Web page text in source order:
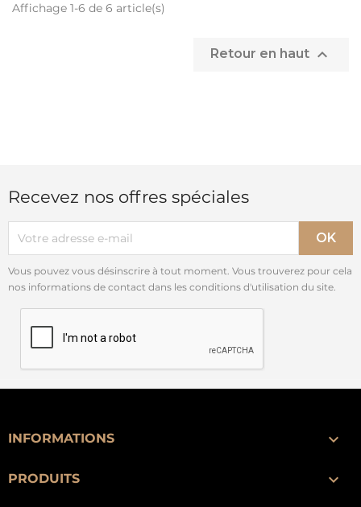
Affichage 1-6 de 6 article(s)
Retour en haut 
Recevez nos offres spéciales
Vous pouvez vous désinscrire à tout moment. Vous trouverez pour cela
nos informations de contact dans les conditions d'utilisation du site.
INFORMATIONS 
PRODUITS 